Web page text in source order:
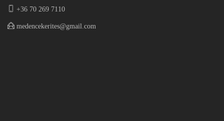
+36 70 269 7110
medencekerites@gmail.com